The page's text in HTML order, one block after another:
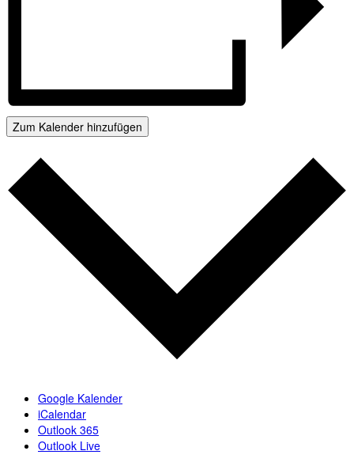
Zum Kalender hinzufügen
Google Kalender
iCalendar
Outlook 365
Outlook Live